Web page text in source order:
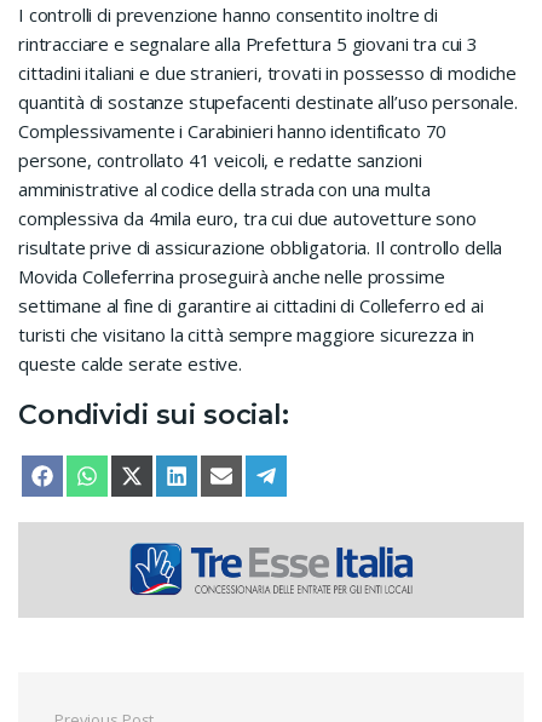
I controlli di prevenzione hanno consentito inoltre di
rintracciare e segnalare alla Prefettura 5 giovani tra cui 3
cittadini italiani e due stranieri, trovati in possesso di modiche
quantità di sostanze stupefacenti destinate all’uso personale.
Complessivamente i Carabinieri hanno identificato 70
persone, controllato 41 veicoli, e redatte sanzioni
amministrative al codice della strada con una multa
complessiva da 4mila euro, tra cui due autovetture sono
risultate prive di assicurazione obbligatoria. Il controllo della
Movida Colleferrina proseguirà anche nelle prossime
settimane al fine di garantire ai cittadini di Colleferro ed ai
turisti che visitano la città sempre maggiore sicurezza in
queste calde serate estive.
Condividi sui social:
SHARE ON
FACEBOOKSHARE ON
WHATSAPPSHARE ON
X (TWITTER)
SHARE ON
LINKEDINSHARE ON
EMAIL